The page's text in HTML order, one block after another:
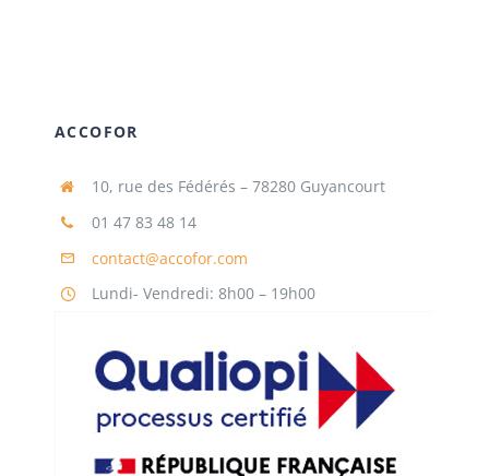
ACCOFOR
10, rue des Fédérés – 78280 Guyancourt
01 47 83 48 14
contact@accofor.com
Lundi- Vendredi: 8h00 – 19h00